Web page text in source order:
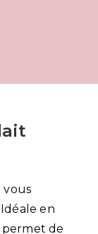
vous
en
permet de